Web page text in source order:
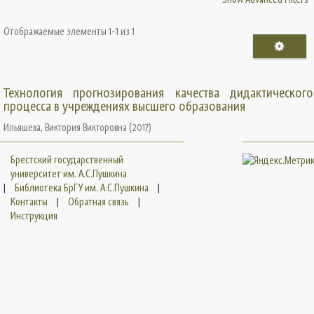
Отображаемые элементы 1-1 из 1
Технология прогнозирования качества дидактического
процесса в учреждениях высшего образования
Ильяшева, Виктория Викторовна (2017)
Брестский государственный
университет им. А.С.Пушкина
|
Библиотека БрГУ им. А.С.Пушкина
|
Контакты
| Обратная связь
|
Инструкция